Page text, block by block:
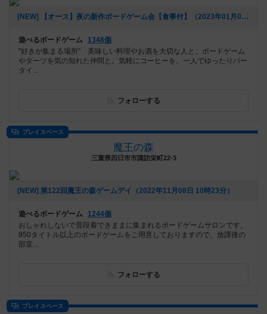
[NEW] 【オース】夜の新作ボードゲーム会【食事付】（2023年01月09日 20時31分）
遊べるボードゲーム
1348個
"好きが集まる場所" 美味しい料理やお酒を大切な人と。ボードゲーム
やダーツを気の知れた仲間と。気軽にコーヒーを。一人でゆったりバー
タイ...
フォローする
プレイスペース
魔王の森
三重県四日市市諏訪栄町22-3
[NEW] 第122回魔王の森ゲームデイ（2022年11月08日 10時23分）
遊べるボードゲーム
1244個
おしゃれしないで普段着できままに集まれるボードゲームサロンです。
950タイトル以上のボードゲームをご用意しておりますので、放課後の
部室...
フォローする
プレイスペース